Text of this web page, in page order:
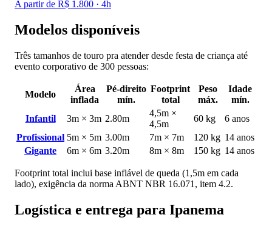
A partir de R$ 1.800 · 4h
Modelos disponíveis
Três tamanhos de touro pra atender desde festa de criança até
evento corporativo de 300 pessoas:
Modelo
Área
inflada
Pé-direito
mín.
Footprint
total
Peso
máx.
Idade
mín.
Infantil
3m × 3m 2.80m
4,5m ×
4,5m
60 kg
6 anos
Profissional 5m × 5m 3.00m 7m × 7m 120 kg 14 anos
Gigante
6m × 6m 3.20m 8m × 8m 150 kg 14 anos
Footprint total inclui base inflável de queda (1,5m em cada
lado), exigência da norma ABNT NBR 16.071, item 4.2.
Logística e entrega para Ipanema